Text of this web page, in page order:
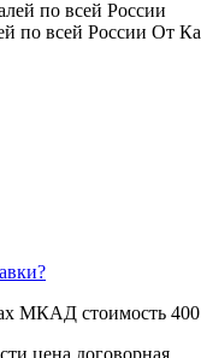
по всей России От
МКАД стоимость 400